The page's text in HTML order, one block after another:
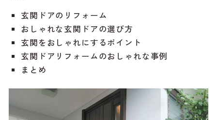
玄関ドアのリフォーム
おしゃれな玄関ドアの選び方
玄関をおしゃれにするポイント
玄関ドアリフォームのおしゃれな事例
まとめ